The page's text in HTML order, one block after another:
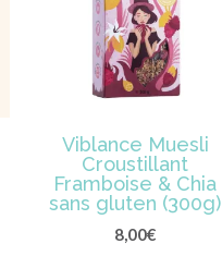
Viblance Muesli
Croustillant
Framboise & Chia
sans gluten (300g)
8,00€